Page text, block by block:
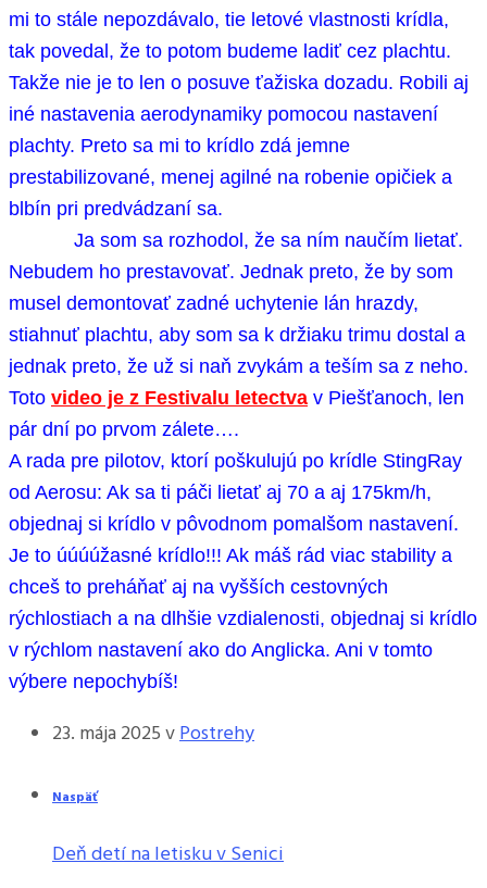
mi to stále nepozdávalo, tie letové vlastnosti krídla,
tak povedal, že to potom budeme ladiť cez plachtu.
Takže nie je to len o posuve ťažiska dozadu. Robili aj
iné nastavenia aerodynamiky pomocou nastavení
plachty. Preto sa mi to krídlo zdá jemne
prestabilizované, menej agilné na robenie opičiek a
blbín pri predvádzaní sa.
Ja som sa rozhodol, že sa ním naučím lietať.
Nebudem ho prestavovať. Jednak preto, že by som
musel demontovať zadné uchytenie lán hrazdy,
stiahnuť plachtu, aby som sa k držiaku trimu dostal a
jednak preto, že už si naň zvykám a teším sa z neho.
Toto video je z Festivalu letectva v Piešťanoch, len
pár dní po prvom zálete….
A rada pre pilotov, ktorí poškulujú po krídle StingRay
od Aerosu: Ak sa ti páči lietať aj 70 a aj 175km/h,
objednaj si krídlo v pôvodnom pomalšom nastavení.
Je to úúúúžasné krídlo!!! Ak máš rád viac stability a
chceš to preháňať aj na vyšších cestovných
rýchlostiach a na dlhšie vzdialenosti, objednaj si krídlo
v rýchlom nastavení ako do Anglicka. Ani v tomto
výbere nepochybíš!
23. mája 2025vPostrehy
Naspäť
Deň detí na letisku v Senici